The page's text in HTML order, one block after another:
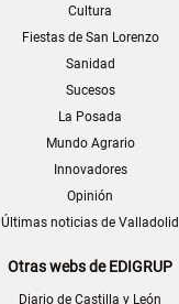
Cultura
Fiestas de San Lorenzo
Sanidad
Sucesos
La Posada
Mundo Agrario
Innovadores
Opinión
Últimas noticias de Valladolid
Otras webs de EDIGRUP
Diario de Castilla y León